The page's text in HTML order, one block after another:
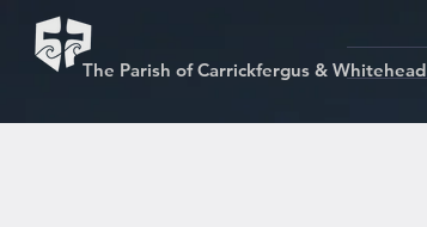
The Parish of Carrickfergus & Whitehead